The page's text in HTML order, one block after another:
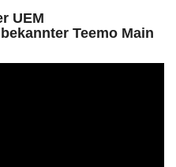
UEM
Teemo Main